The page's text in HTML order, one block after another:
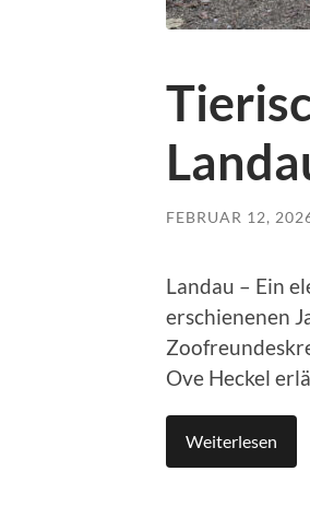
FEBRUAR 12,
Landau – Ein
erschienenen
Ove Heckel
Weiterlesen